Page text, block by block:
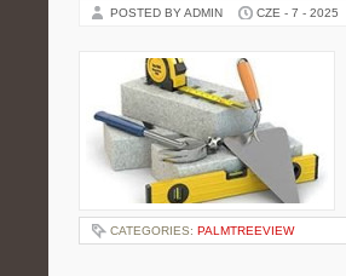
POSTED BY ADMIN CZE - 7 - 2025
CATEGORIES: PALMTREEVIEW